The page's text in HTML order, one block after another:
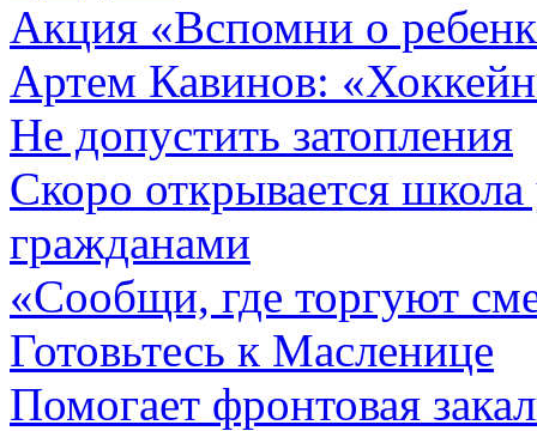
Акция «Вспомни о
Артем Кавинов:
Не допустить затопления
Скоро открывается
гражданами
«Сообщи, где торгуют
Готовьтесь к Масленице
Помогает фронтовая